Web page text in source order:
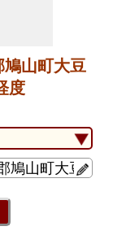
鳩山町大豆
度